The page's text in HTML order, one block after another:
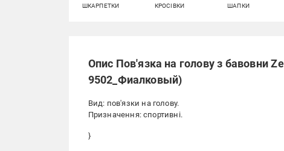
ШКАРПЕТКИ КРОСІВКИ ШАПКИ
Опис Пов'язка на голову з бавовни
9502_Фиалковый)
Вид: пов'язки на голову.
Призначення: спортивні.
}